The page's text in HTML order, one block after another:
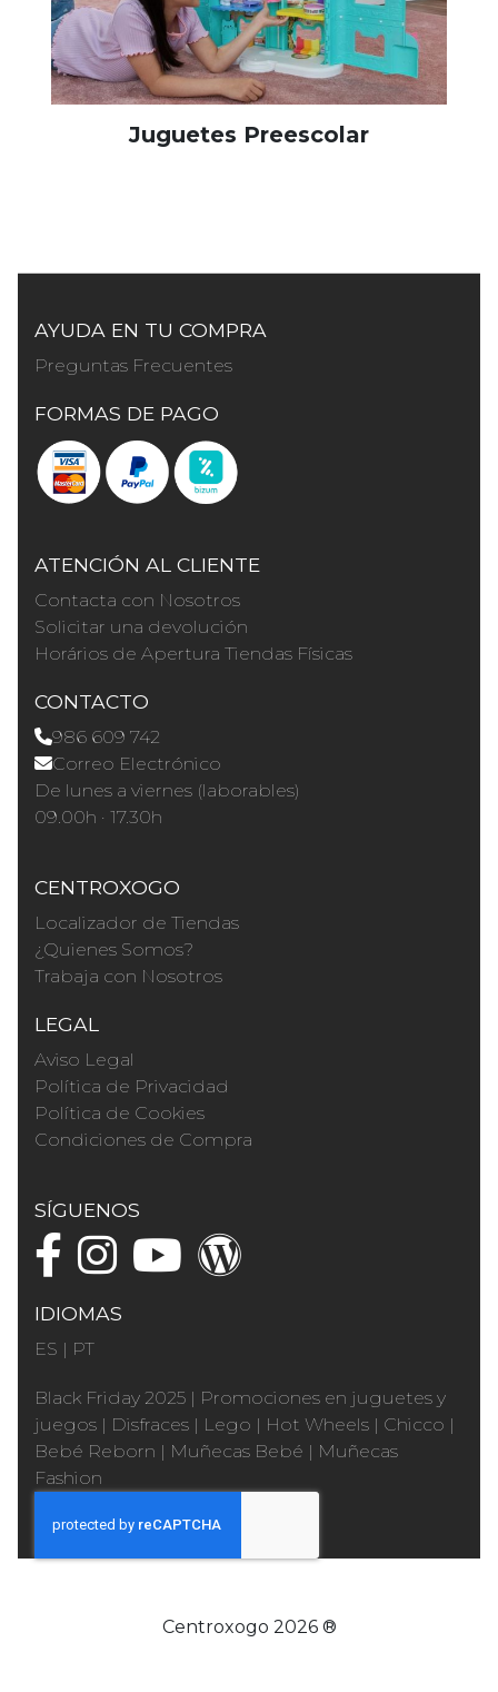
Juguetes Preescolar
AYUDA EN TU COMPRA
Preguntas Frecuentes
FORMAS DE PAGO
ATENCIÓN AL CLIENTE
Contacta con Nosotros
Solicitar una devolución
Horários de Apertura Tiendas Físicas
CONTACTO
986 609 742
Correo Electrónico
De lunes a viernes (laborables)
09.00h · 17.30h
CENTROXOGO
Localizador de Tiendas
¿Quienes Somos?
Trabaja con Nosotros
LEGAL
Aviso Legal
Política de Privacidad
Política de Cookies
Condiciones de Compra
SÍGUENOS
IDIOMAS
ES | PT
Black Friday 2025 | Promociones en juguetes y
juegos | Disfraces | Lego | Hot Wheels | Chicco |
Bebé Reborn | Muñecas Bebé | Muñecas
Fashion
Centroxogo 2026 ®